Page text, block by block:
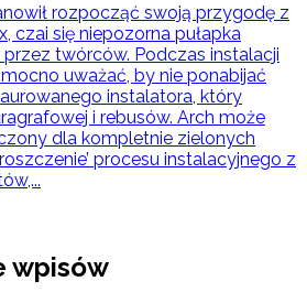
rozpocząć swoją przygodę z
czai się niepozorna pułapka
twórców. Podczas instalacji
uważać, by nie ponabijać
instalatora, który
i rebusów. Arch może
dla kompletnie zielonych
procesu instalacyjnego z
wpisów